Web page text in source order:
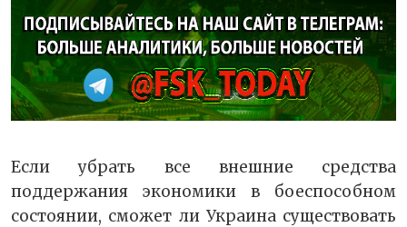
Если убрать все внешние средства
поддержания экономики в боеспособном
состоянии, сможет ли Украина существовать